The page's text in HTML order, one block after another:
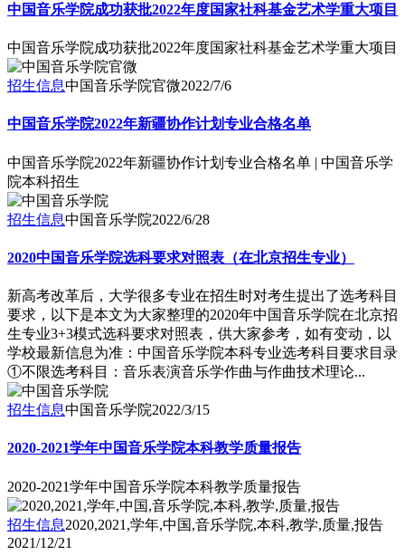
中国音乐学院成功获批2022年度国家社科基金艺术学重大项目
中国音乐学院成功获批2022年度国家社科基金艺术学重大项目
招生信息中国音乐学院官微2022/7/6
中国音乐学院2022年新疆协作计划专业合格名单
中国音乐学院2022年新疆协作计划专业合格名单 | 中国音乐学
院本科招生
招生信息中国音乐学院2022/6/28
2020中国音乐学院选科要求对照表（在北京招生专业）
新高考改革后，大学很多专业在招生时对考生提出了选考科目
要求，以下是本文为大家整理的2020年中国音乐学院在北京招
生专业3+3模式选科要求对照表，供大家参考，如有变动，以
学校最新信息为准：中国音乐学院本科专业选考科目要求目录
①不限选考科目：音乐表演音乐学作曲与作曲技术理论...
招生信息中国音乐学院2022/3/15
2020-2021学年中国音乐学院本科教学质量报告
2020-2021学年中国音乐学院本科教学质量报告
招生信息2020,2021,学年,中国,音乐学院,本科,教学,质量,报告
2021/12/21